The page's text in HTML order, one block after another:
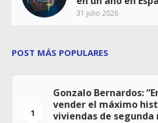
31 julio 2026
POST MÁS POPULARES
1
Gonzalo Bernardos:
vender el máximo
viviendas de segunda